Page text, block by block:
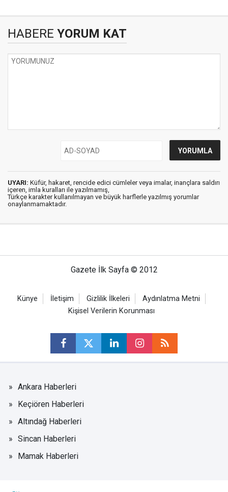
HABERE YORUM KAT
UYARI: Küfür, hakaret, rencide edici cümleler veya imalar, inançlara saldırı
içeren, imla kuralları ile yazılmamış,
Türkçe karakter kullanılmayan ve büyük harflerle yazılmış yorumlar
onaylanmamaktadır.
Gazete İlk Sayfa © 2012
Künye İletişim Gizlilik İlkeleri
Aydınlatma Metni
Kişisel Verilerin Korunması
Ankara Haberleri
Keçiören Haberleri
Altındağ Haberleri
Sincan Haberleri
Mamak Haberleri